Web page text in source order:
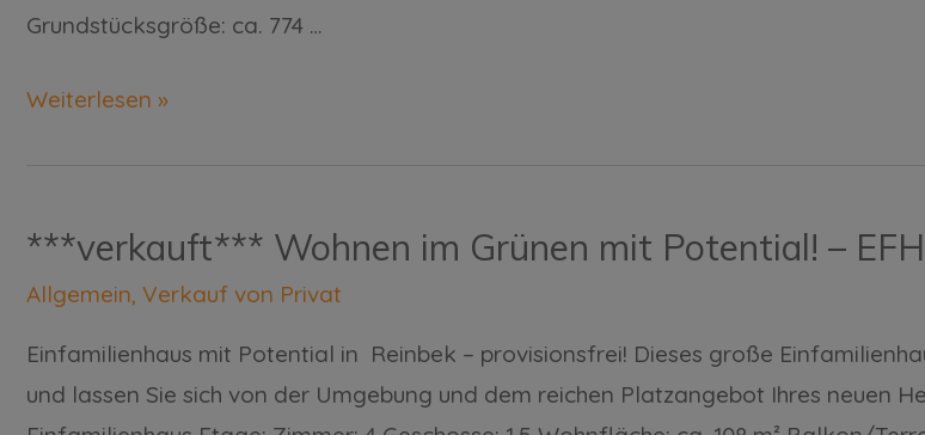
Grundstücksgröße: ca. 774 …
Weiterlesen »
***verkauft*** Wohnen im Grünen mit Potential! –
Allgemein, Verkauf von Privat
Einfamilienhaus mit Potential in Reinbek – provisionsfrei! Dieses große
und lassen Sie sich von der Umgebung und dem reichen Platzangebot Ihres neuen